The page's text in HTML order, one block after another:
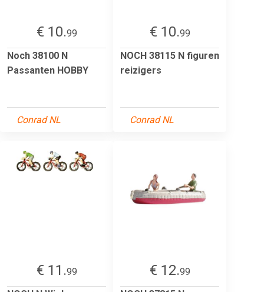
€ 10.99
Noch 38100 N
Passanten HOBBY
Conrad NL
€ 10.99
NOCH 38115 N figuren
reizigers
Conrad NL
€ 11.99
€ 12.99